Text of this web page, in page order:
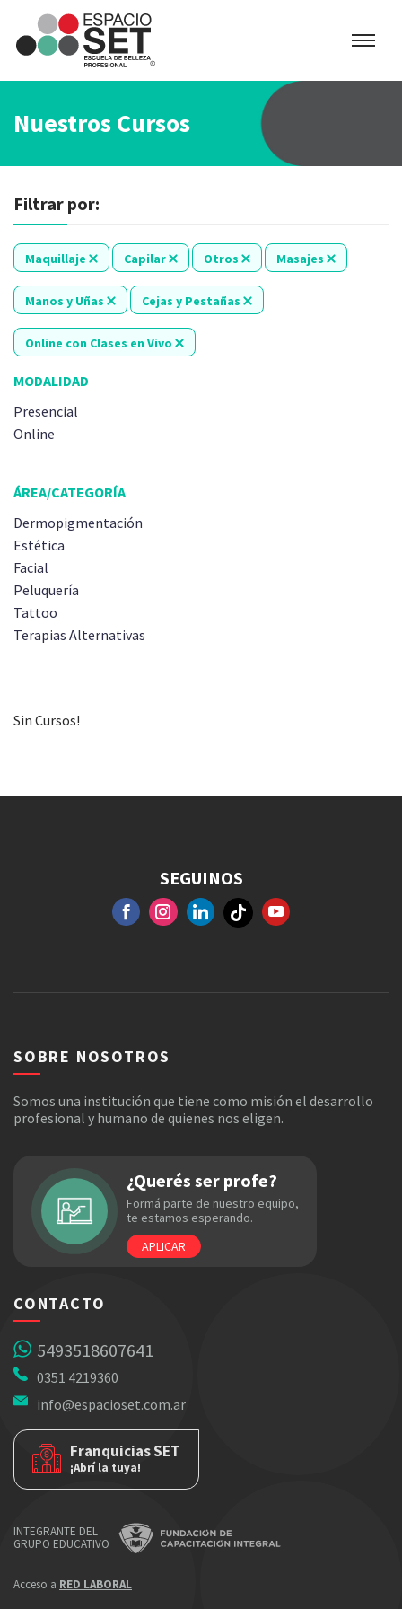
Espacio
SET
Nuestros Cursos
Filtrar por:
Maquillaje Capilar Otros Masajes
Manos y Uñas Cejas y Pestañas
Online con Clases en Vivo
MODALIDAD
Presencial
Online
ÁREA/CATEGORÍA
Dermopigmentación
Estética
Facial
Peluquería
Tattoo
Terapias Alternativas
Sin Cursos!
SEGUINOS
FACEBOOKGOOGLE+INSTAGRAM YOUTUBE
SOBRE NOSOTROS
Somos una institución que tiene como misión el desarrollo
profesional y humano de quienes nos eligen.
¿Querés ser profe?
Formá parte de nuestro equipo,
te estamos esperando.
APLICAR
CONTACTO
5493518607641
0351 4219360
info@espacioset.com.ar
Franquicias SET
¡Abrí la tuya!
INTEGRANTE DEL
GRUPO EDUCATIVO
Acceso a RED LABORAL